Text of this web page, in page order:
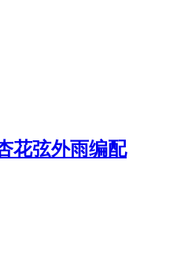
花弦外雨编配